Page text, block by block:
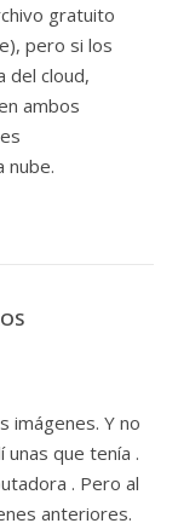
gratuito
pero si los
del cloud,
ambos
nube.
imágenes. Y no
que tenía .
. Pero al
anteriores.